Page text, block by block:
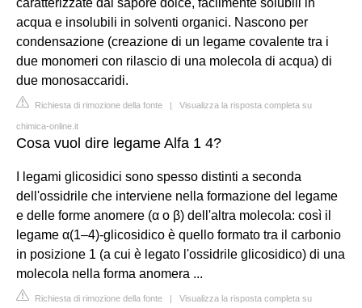
caratterizzate dal sapore dolce, facilmente solubili in
acqua e insolubili in solventi organici. Nascono per
condensazione (creazione di un legame covalente tra i
due monomeri con rilascio di una molecola di acqua) di
due monosaccaridi.
Richiesta di rimozione della fonte Visualizza la risposta completa su
chimica-online.it
Cosa vuol dire legame Alfa 1 4?
I legami glicosidici sono spesso distinti a seconda
dell'ossidrile che interviene nella formazione del legame
e delle forme anomere (α o β) dell'altra molecola: così il
legame α(1–4)-glicosidico è quello formato tra il carbonio
in posizione 1 (a cui è legato l'ossidrile glicosidico) di una
molecola nella forma anomera ...
Richiesta di rimozione della fonte Visualizza la risposta completa su